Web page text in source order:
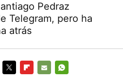
Pedraz
Telegram, pero ha
atrás